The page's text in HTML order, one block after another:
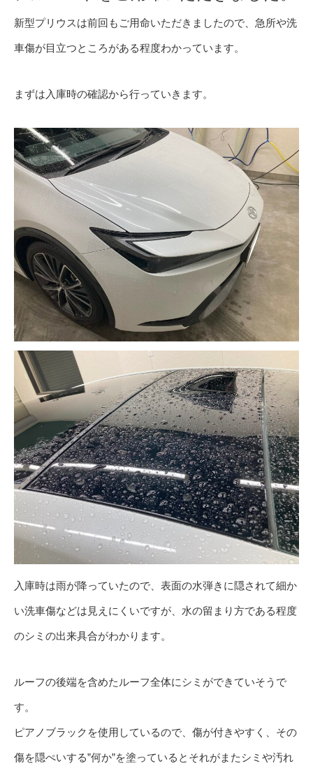
新型プリウスは前回もご用命いただきましたので、急所や洗
車傷が目立つところがある程度わかっています。
まずは入庫時の確認から行っていきます。
入庫時は雨が降っていたので、表面の水弾きに隠されて細か
い洗車傷などは見えにくいですが、水の留まり方である程度
のシミの出来具合がわかります。
ルーフの後端を含めたルーフ全体にシミができていそうで
す。
ピアノブラックを使用しているので、傷が付きやすく、その
傷を隠ぺいする”何か”を塗っているとそれがまたシミや汚れ